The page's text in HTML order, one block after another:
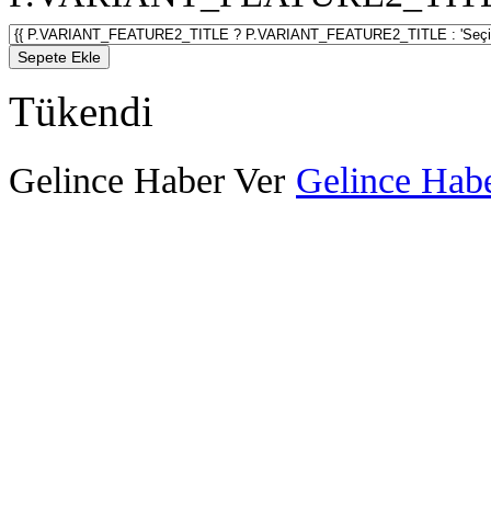
Sepete Ekle
Tükendi
Gelince Haber Ver Gelince